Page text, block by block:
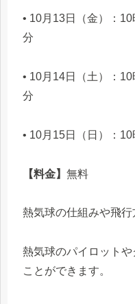
• 10月13日（金）：
分
• 10月14日（土）：
分
• 10月15日（日）：
【料金】 無料
熱気球の仕組みや飛行
熱気球のパイロット
ことができます。